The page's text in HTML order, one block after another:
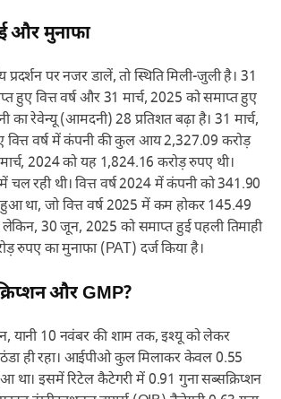
और मुनाफा
पर नजर डालें, तो स्थिति मिली-जुली है। 31
हुए वित्त वर्ष और 31 मार्च, 2025 को समाप्त हुए
का रेवेन्यू (आमदनी) 28 प्रतिशत बढ़ा है। 31 मार्च,
वित्त वर्ष में कंपनी की कुल आय 2,327.09 करोड़
2024 को यह 1,824.16 करोड़ रुपए थी।
चल रही थी। वित्त वर्ष 2024 में कंपनी को 341.90
था, जो वित्त वर्ष 2025 में कम होकर 145.49
30 जून, 2025 को समाप्त हुई पहली तिमाही
रुपए का मुनाफा (PAT) दर्ज किया है।
और GMP?
यानी 10 नवंबर की शाम तक, इश्यू को लेकर
ही रहा। आईपीओ कुल मिलाकर केवल 0.55
था। इसमें रिटेल कैटेगरी में 0.91 गुना सब्सक्रिप्शन